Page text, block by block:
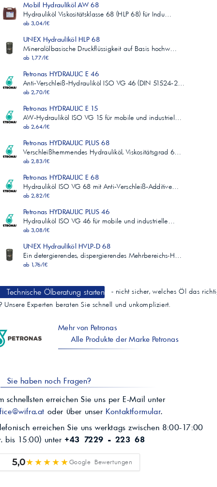
230
Pourpoint, °C
ASTM D 97
-30
Gesamtsäurezahl, mgKOH/g
0,40
FZG, Schadenskraftstufe
Min. 10
10
Wasserabscheidevermögen, 40/37/3 – Min.
15
Kupferstreifenkorrosion
ASTM D 130
Max. 2
1a
ASTM D 943
Min. 1000
ASTM D 892
Max. 150/0
ASTM D 892
Max. 75/0
0/0
Max. 150/0
0/0
*im Vergleich zu den Mindestanforderungen der ISO 11158 HM
Mobil Hydrauliköl AW 68
Hydrauliköl Viskositätsklasse 68 (HLP 68) für Indu…
ab 3,04/l€
UNEX Hydrauliköl HLP 68
Mineralölbasische Druckflüssigkeit auf Basis hochw…
ab 1,77/l€
Petronas HYDRAULIC E 46
Anti‑Verschleiß‑Hydrauliköl ISO VG 46 (DIN 51524‑2…
ab 2,70/l€
Petronas HYDRAULIC E 15
AW‑Hydrauliköl ISO VG 15 für mobile und industriel…
ab 2,64/l€
Petronas HYDRAULIC PLUS 68
Verschleißhemmendes Hydrauliköl, Viskositätsgrad 6…
ab 2,83/l€
Petronas HYDRAULIC E 68
Hydrauliköl ISO VG 68 mit Anti‑Verschleiß‑Additive…
ab 2,82/l€
Petronas HYDRAULIC PLUS 46
Hydrauliköl ISO VG 46 für mobile und industrielle…
ab 3,08/l€
UNEX Hydrauliköl HVLP-D 68
Ein detergierendes, dispergierendes Mehrbereichs-H…
ab 1,76/l€
Technische Ölberatung starten
- nicht sicher, welches Öl das
Unsere Experten beraten Sie schnell und unkompliziert.
Mehr von Petronas
Alle Produkte der Marke Petronas
Sie haben noch Fragen?
schnellsten erreichen Sie uns per E-Mail unter
oder über unser Kontaktformular.
erreichen Sie uns werktags zwischen 8:00-17:00
bis 15:00) unter +43 7229 - 223 68
5,0★★★★★Google Bewertungen